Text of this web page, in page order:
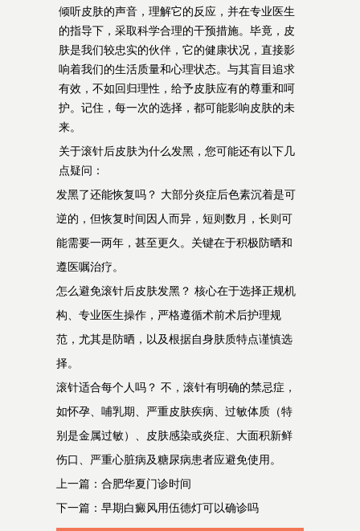
倾听皮肤的声音，理解它的反应，并在专业医生
的指导下，采取科学合理的干预措施。毕竟，皮
肤是我们较忠实的伙伴，它的健康状况，直接影
响着我们的生活质量和心理状态。与其盲目追求
有效，不如回归理性，给予皮肤应有的尊重和呵
护。记住，每一次的选择，都可能影响皮肤的未
来。
关于滚针后皮肤为什么发黑，您可能还有以下几
点疑问：
发黑了还能恢复吗？ 大部分炎症后色素沉着是可
逆的，但恢复时间因人而异，短则数月，长则可
能需要一两年，甚至更久。关键在于积极防晒和
遵医嘱治疗。
怎么避免滚针后皮肤发黑？ 核心在于选择正规机
构、专业医生操作，严格遵循术前术后护理规
范，尤其是防晒，以及根据自身肤质特点谨慎选
择。
滚针适合每个人吗？ 不，滚针有明确的禁忌症，
如怀孕、哺乳期、严重皮肤疾病、过敏体质（特
别是金属过敏）、皮肤感染或炎症、大面积新鲜
伤口、严重心脏病及糖尿病患者应避免使用。
上一篇：合肥华夏门诊时间
下一篇：早期白癜风用伍德灯可以确诊吗